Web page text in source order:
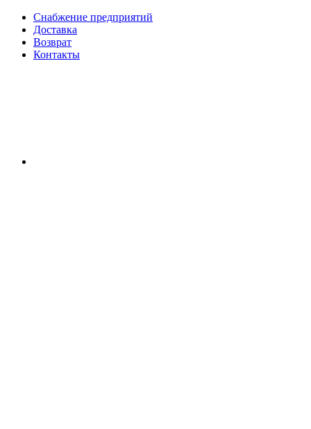
Снабжение предприятий
Доставка
Возврат
Контакты